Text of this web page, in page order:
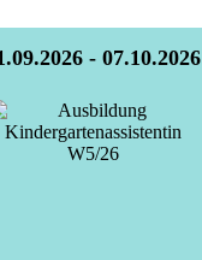
- 07.10.2026